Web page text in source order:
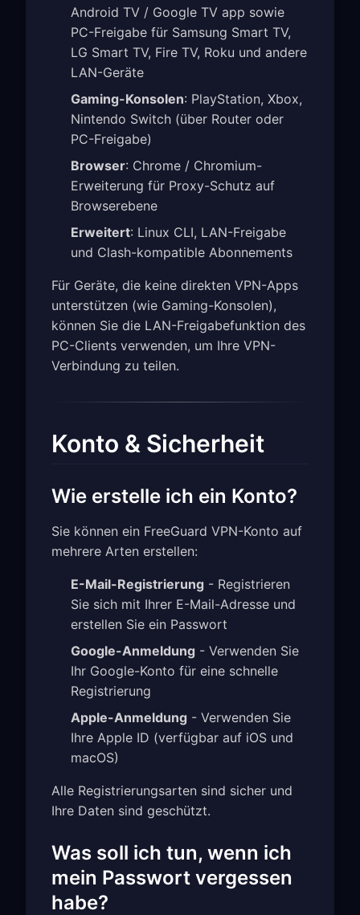
Android TV / Google TV app sowie
PC-Freigabe für Samsung Smart TV,
LG Smart TV, Fire TV, Roku und andere
LAN-Geräte
Gaming-Konsolen: PlayStation, Xbox,
Nintendo Switch (über Router oder
PC-Freigabe)
Browser: Chrome / Chromium-
Erweiterung für Proxy-Schutz auf
Browserebene
Erweitert: Linux CLI, LAN-Freigabe
und Clash-kompatible Abonnements
Für Geräte, die keine direkten VPN-Apps
unterstützen (wie Gaming-Konsolen),
können Sie die LAN-Freigabefunktion des
PC-Clients verwenden, um Ihre VPN-
Verbindung zu teilen.
Konto & Sicherheit
Wie erstelle ich ein Konto?
Sie können ein FreeGuard VPN-Konto auf
mehrere Arten erstellen:
E-Mail-Registrierung - Registrieren
Sie sich mit Ihrer E-Mail-Adresse und
erstellen Sie ein Passwort
Google-Anmeldung - Verwenden Sie
Ihr Google-Konto für eine schnelle
Registrierung
Apple-Anmeldung - Verwenden Sie
Ihre Apple ID (verfügbar auf iOS und
macOS)
Alle Registrierungsarten sind sicher und
Ihre Daten sind geschützt.
Was soll ich tun, wenn ich
mein Passwort vergessen
habe?